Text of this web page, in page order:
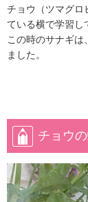
チョウ（ツマグロ
ている横で学習し
この時のサナギは
ました。
チョウ